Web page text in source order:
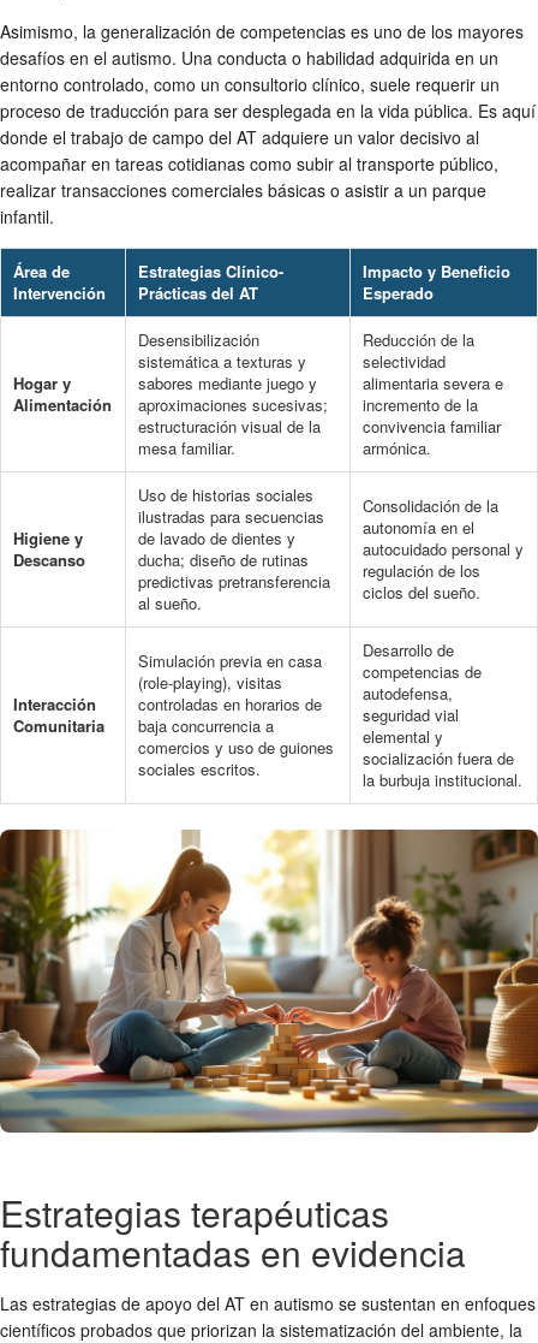
Asimismo, la generalización de competencias es uno de los mayores
desafíos en el autismo. Una conducta o habilidad adquirida en un
entorno controlado, como un consultorio clínico, suele requerir un
proceso de traducción para ser desplegada en la vida pública. Es aquí
donde el trabajo de campo del AT adquiere un valor decisivo al
acompañar en tareas cotidianas como subir al transporte público,
realizar transacciones comerciales básicas o asistir a un parque
infantil.
Área de
Intervención
Estrategias Clínico-
Prácticas del AT
Impacto y Beneficio
Esperado
Hogar y
Alimentación
Desensibilización
sistemática a texturas y
sabores mediante juego y
aproximaciones sucesivas;
estructuración visual de la
mesa familiar.
Reducción de la
selectividad
alimentaria severa e
incremento de la
convivencia familiar
armónica.
Higiene y
Descanso
Uso de historias sociales
ilustradas para secuencias
de lavado de dientes y
ducha; diseño de rutinas
predictivas pretransferencia
al sueño.
Consolidación de la
autonomía en el
autocuidado personal y
regulación de los
ciclos del sueño.
Interacción
Comunitaria
Simulación previa en casa
(role-playing), visitas
controladas en horarios de
baja concurrencia a
comercios y uso de guiones
sociales escritos.
Desarrollo de
competencias de
autodefensa,
seguridad vial
elemental y
socialización fuera de
la burbuja institucional.
Estrategias terapéuticas
fundamentadas en evidencia
Las estrategias de apoyo del AT en autismo se sustentan en enfoques
científicos probados que priorizan la sistematización del ambiente, la